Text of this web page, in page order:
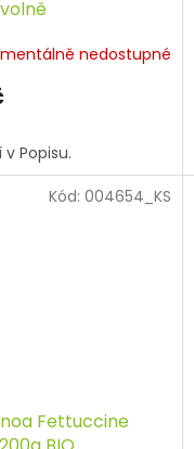
nedostupné
Popisu.
Fettuccine
Kód: 004654_KS